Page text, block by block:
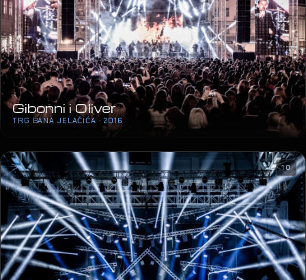
Gibonni i Oliver
TRG BANA JELAČIĆA · 2016
10